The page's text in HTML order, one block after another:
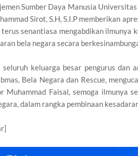
Sumber Daya Manusia
Sirot, S.H, S.I.P memberikan
senantiasa mengabdikan ilmunya
bela negara secara
seluruh keluarga besar pengurus dan
Bela Negara dan Rescue,
Muhammad Faisal, semoga ilmunya
dalam rangka pembinaan